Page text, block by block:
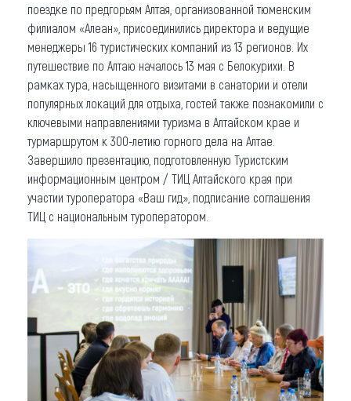
поездке по предгорьям Алтая, организованной тюменским
филиалом «Алеан», присоединились директора и ведущие
менеджеры 16 туристических компаний из 13 регионов. Их
путешествие по Алтаю началось 13 мая с Белокурихи. В
рамках тура, насыщенного визитами в санатории и отели
популярных локаций для отдыха, гостей также познакомили с
ключевыми направлениями туризма в Алтайском крае и
турмаршрутом к 300-летию горного дела на Алтае.
Завершило презентацию, подготовленную Туристским
информационным центром / ТИЦ Алтайского края при
участии туроператора «Ваш гид», подписание соглашения
ТИЦ с национальным туроператором.